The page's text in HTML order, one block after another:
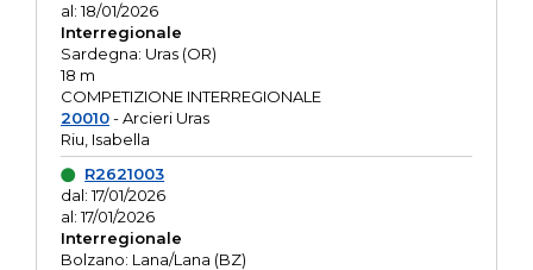
al: 18/01/2026
Interregionale
Sardegna: Uras (OR)
18 m
COMPETIZIONE INTERREGIONALE
20010- Arcieri Uras
Riu, Isabella
R2621003
dal: 17/01/2026
al: 17/01/2026
Interregionale
Bolzano: Lana/Lana (BZ)